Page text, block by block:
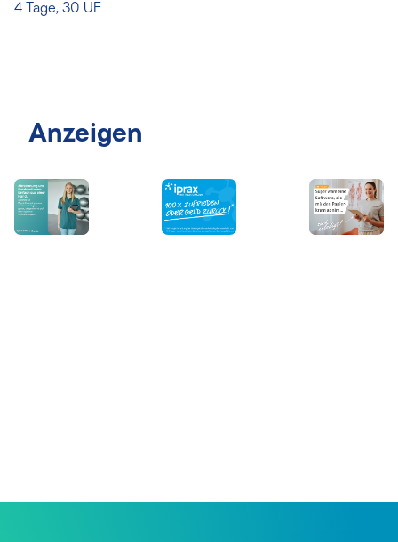
4 Tage, 30 UE
Anzeigen